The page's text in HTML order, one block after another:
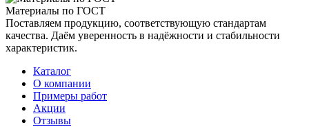
Материалы по ГОСТ
Поставляем продукцию, соответствующую стандартам
качества. Даём уверенность в надёжности и стабильности
характеристик.
Каталог
О компании
Примеры работ
Акции
Отзывы